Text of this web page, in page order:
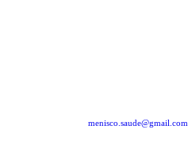
menisco.saude@gmail.com